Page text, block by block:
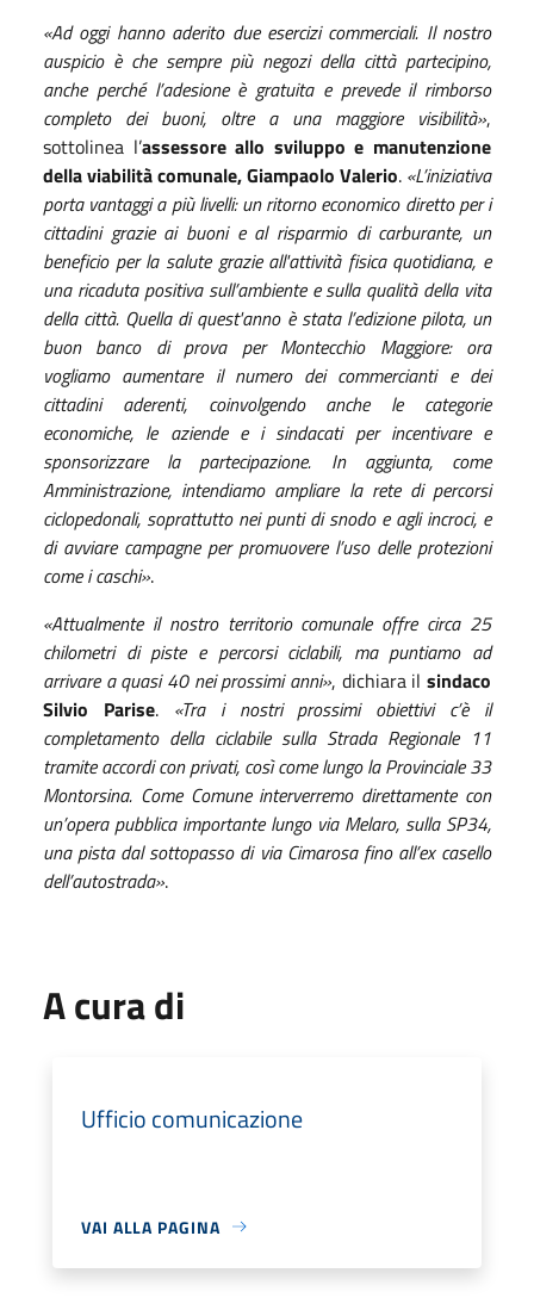
«Ad oggi hanno aderito due esercizi commerciali. Il nostro
auspicio è che sempre più negozi della città partecipino,
anche perché l’adesione è gratuita e prevede il rimborso
completo dei buoni, oltre a una maggiore visibilità»,
sottolinea l’assessore allo sviluppo e manutenzione
della viabilità comunale, Giampaolo Valerio. «L’iniziativa
porta vantaggi a più livelli: un ritorno economico diretto per i
cittadini grazie ai buoni e al risparmio di carburante, un
beneficio per la salute grazie all'attività fisica quotidiana, e
una ricaduta positiva sull’ambiente e sulla qualità della vita
della città. Quella di quest'anno è stata l’edizione pilota, un
buon banco di prova per Montecchio Maggiore: ora
vogliamo aumentare il numero dei commercianti e dei
cittadini aderenti, coinvolgendo anche le categorie
economiche, le aziende e i sindacati per incentivare e
sponsorizzare la partecipazione. In aggiunta, come
Amministrazione, intendiamo ampliare la rete di percorsi
ciclopedonali, soprattutto nei punti di snodo e agli incroci, e
di avviare campagne per promuovere l’uso delle protezioni
come i caschi».
«Attualmente il nostro territorio comunale offre circa 25
chilometri di piste e percorsi ciclabili, ma puntiamo ad
arrivare a quasi 40 nei prossimi anni», dichiara il sindaco
Silvio Parise. «Tra i nostri prossimi obiettivi c’è il
completamento della ciclabile sulla Strada Regionale 11
tramite accordi con privati, così come lungo la Provinciale 33
Montorsina. Come Comune interverremo direttamente con
un’opera pubblica importante lungo via Melaro, sulla SP34,
una pista dal sottopasso di via Cimarosa fino all’ex casello
dell’autostrada».
A cura di
Ufficio comunicazione
VAI ALLA PAGINA